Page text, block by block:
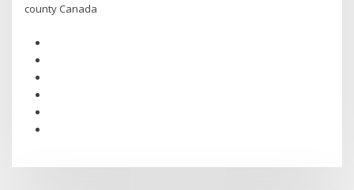
county Canada